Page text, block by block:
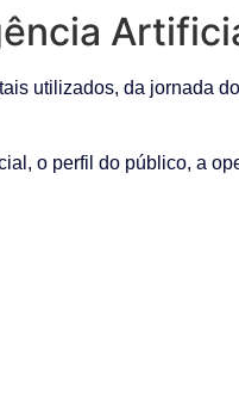
utilizados, da jornada
o perfil do público, a